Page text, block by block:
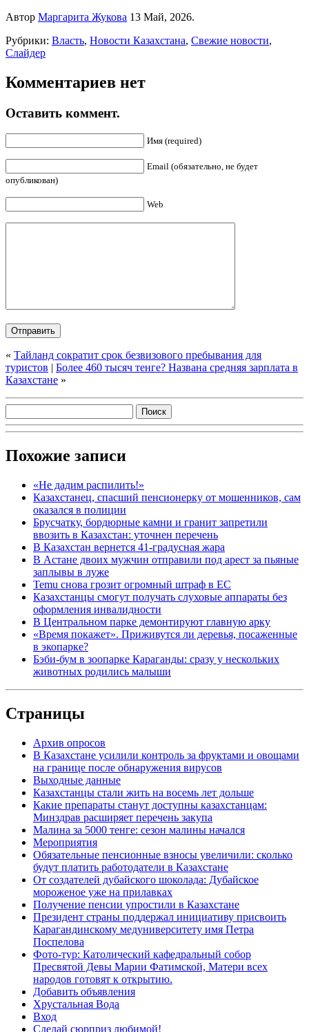
Автор Маргарита Жукова 13 Май, 2026.
Рубрики: Власть, Новости Казахстана, Свежие новости,
Слайдер
Комментариев нет
Оставить коммент.
Имя (required)
Email (обязательно, не будет
опубликован)
Web
« Тайланд сократит срок безвизового пребывания для
туристов | Более 460 тысяч тенге? Названа средняя зарплата в
Казахстане »
Похожие записи
«Не дадим распилить!»
Казахстанец, спасший пенсионерку от мошенников, сам
оказался в полиции
Брусчатку, бордюрные камни и гранит запретили
ввозить в Казахстан: уточнен перечень
В Казахстан вернется 41-градусная жара
В Астане двоих мужчин отправили под арест за пьяные
заплывы в луже
Temu снова грозит огромный штраф в ЕС
Казахстанцы смогут получать слуховые аппараты без
оформления инвалидности
В Центральном парке демонтируют главную арку
«Время покажет». Приживутся ли деревья, посаженные
в экопарке?
Бэби-бум в зоопарке Караганды: сразу у нескольких
животных родились малыши
Страницы
Архив опросов
В Казахстане усилили контроль за фруктами и овощами
на границе после обнаружения вирусов
Выходные данные
Казахстанцы стали жить на восемь лет дольше
Какие препараты станут доступны казахстанцам:
Минздрав расширяет перечень закупа
Малина за 5000 тенге: сезон малины начался
Мероприятия
Обязательные пенсионные взносы увеличили: сколько
будут платить работодатели в Казахстане
От создателей дубайского шоколада: Дубайское
мороженое уже на прилавках
Получение пенсии упростили в Казахстане
Президент страны поддержал инициативу присвоить
Карагандинскому медуниверситету имя Петра
Поспелова
Фото-тур: Католический кафедральный собор
Пресвятой Девы Марии Фатимской, Матери всех
народов готовят к открытию.
Добавить объявления
Хрустальная Вода
Вход
Сделай сюрприз любимой!